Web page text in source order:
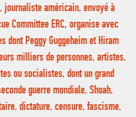
journaliste américain, envoyé à
Committee ERC, organise avec
dont Peggy Guggeheim et Hiram
milliers de personnes, artistes,
ou socialistes, dont un grand
guerre mondiale, Shoah,
dictature, censure, fascisme,